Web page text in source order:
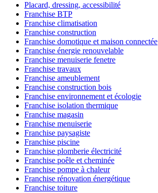
Placard, dressing, accessibilité
Franchise BTP
Franchise climatisation
Franchise construction
Franchise domotique et maison connectée
Franchise énergie renouvelable
Franchise menuiserie fenetre
Franchise travaux
Franchise ameublement
Franchise construction bois
Franchise environnement et écologie
Franchise isolation thermique
Franchise magasin
Franchise menuiserie
Franchise paysagiste
Franchise piscine
Franchise plomberie électricité
Franchise poêle et cheminée
Franchise pompe à chaleur
Franchise rénovation énergétique
Franchise toiture